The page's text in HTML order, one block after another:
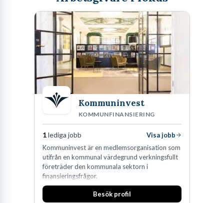
Kommuninvest
KOMMUNFINANSIERING
1lediga jobb
Visa jobb
Kommuninvest är en medlemsorganisation som
utifrån en kommunal värdegrund verkningsfullt
företräder den kommunala sektorn i
finansieringsfrågor.
Besök profil